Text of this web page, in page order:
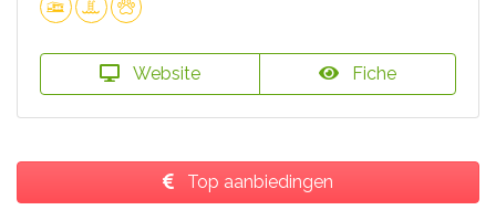
Website Fiche
Top aanbiedingen